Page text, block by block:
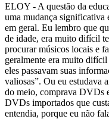
ELOY - A questão da
uma mudança significativa
em geral. Eu lembro que
de idade, era muito difícil
procurar músicos locais e
geralmente era muito difícil
eles passavam suas
valiosas”. Ou eu estudava
do meio, comprava DVDs
DVDs importados que
entendia, porque eu não